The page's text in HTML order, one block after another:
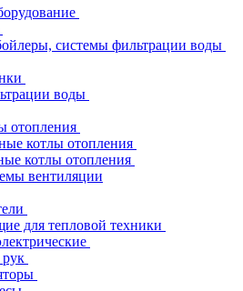
системы фильтрации воды
воды
отопления
котлы отопления
котлы отопления
вентиляции
для тепловой техники